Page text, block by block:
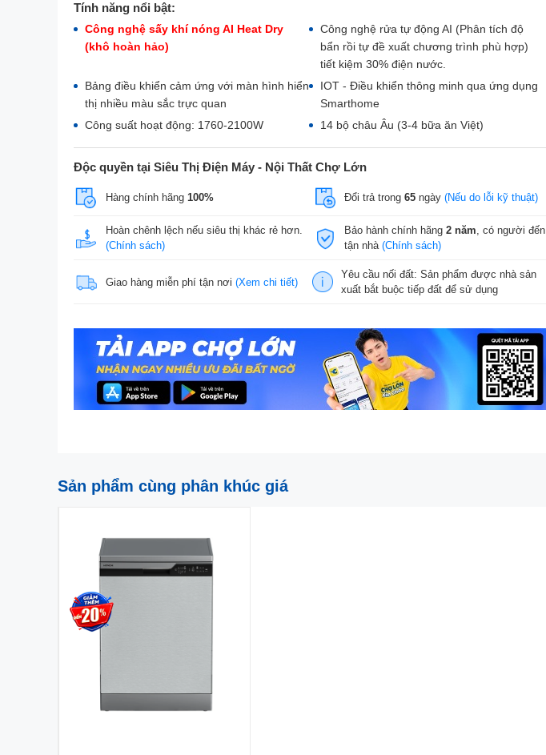
Tính năng nổi bật:
Công nghệ sấy khí nóng AI Heat Dry
(khô hoàn hảo)
Công nghệ rửa tự động AI (Phân tích độ
bẩn rồi tự đề xuất chương trình phù hợp)
tiết kiệm 30% điện nước.
Bảng điều khiển cảm ứng với màn hình hiển
thị nhiều màu sắc trực quan
IOT - Điều khiển thông minh qua ứng dụng
Smarthome
Công suất hoạt động: 1760-2100W
14 bộ châu Âu (3-4 bữa ăn Việt)
Độc quyền tại Siêu Thị Điện Máy - Nội Thất Chợ Lớn
Hàng chính hãng 100% Đổi trả trong 65ngày (Nếu do lỗi kỹ thuật)
Hoàn chênh lệch nếu siêu thị khác rẻ hơn.
(Chính sách)
Bảo hành chính hãng 2 năm, có người đến
tận nhà (Chính sách)
Giao hàng miễn phí tận nơi (Xem chi tiết)
Yêu cầu nối đất: Sản phẩm được nhà sản
xuất bắt buộc tiếp đất để sử dụng
Sản phẩm cùng phân khúc giá